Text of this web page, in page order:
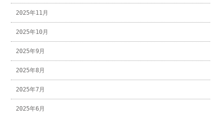
2025年11月
2025年10月
2025年9月
2025年8月
2025年7月
2025年6月